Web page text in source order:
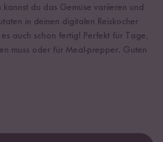
du das Gemüse variieren und
in deinen digitalen Reiskocher
auch schon fertig! Perfekt für Tage,
muss oder für Meal-prepper. Guten